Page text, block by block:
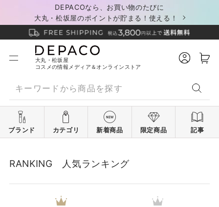
DEPACOなら、お買い物のたびに
大丸・松坂屋のポイントが貯まる！使える！
大丸・松坂屋
コスメの情報メディア＆オンラインストア
ブランド カテゴリ 新着商品 限定商品 記事
RANKING 人気ランキング